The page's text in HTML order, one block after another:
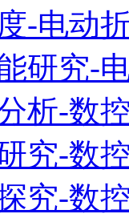
-电动
研究-
析-数
究-数
究-数